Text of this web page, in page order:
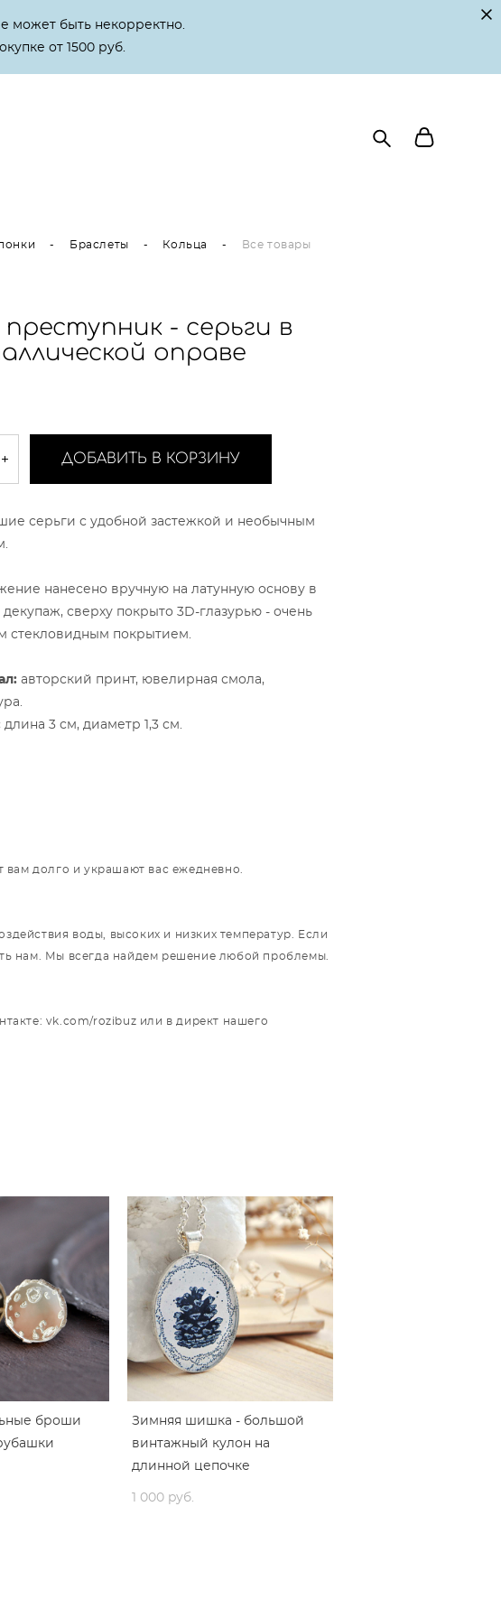
может быть некорректно.
от 1500 руб.
- Браслеты - Кольца - Все товары
- серьги в
оправе
ДОБАВИТЬ В КОРЗИНУ
серьги с удобной застежкой и необычным
нанесено вручную на латунную основу в
декупаж, сверху покрыто 3D-глазурью - очень
стекловидным покрытием.
авторский принт, ювелирная смола,
длина 3 см, диаметр 1,3 см.
вам долго и украшают вас ежедневно.
воды, высоких и низких температур. Если
нам. Мы всегда найдем решение любой проблемы.
vk.com/rozibuz или в директ нашего
броши
Зимняя шишка - большой
винтажный кулон на
длинной цепочке
1 000 pуб.